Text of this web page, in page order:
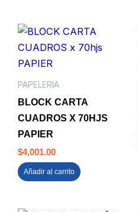
PAPELERIA
BLOCK CARTA
CUADROS X 70HJS
PAPIER
$4,001.00
Añadir al carrito